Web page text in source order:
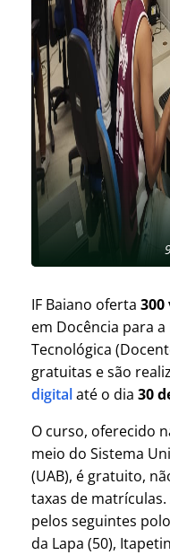
IF Baiano oferta 300
em Docência para
Tecnológica
gratuitas e são
digitalaté o dia 30
O curso, oferecido
meio do Sistema
(UAB), é gratuito,
taxas de
pelos seguintes
da Lapa (50),